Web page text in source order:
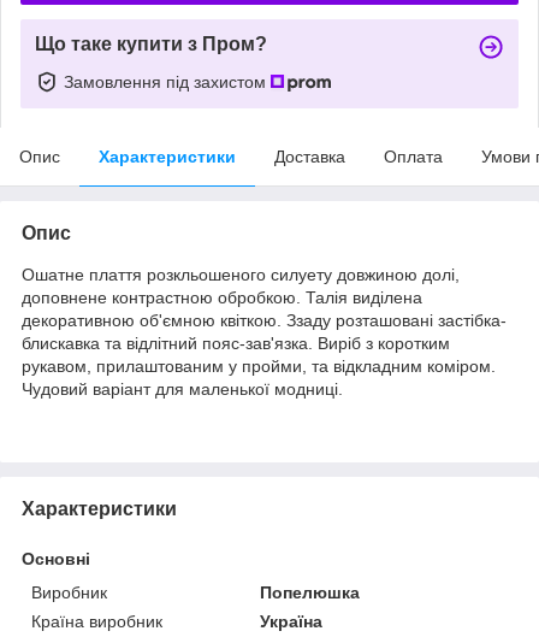
Що таке купити з Пром?
Замовлення під захистом
Опис Характеристики Доставка Оплата Умови
Опис
Ошатне плаття розкльошеного силуету довжиною долі,
доповнене контрастною обробкою. Талія виділена
декоративною об'ємною квіткою. Ззаду розташовані застібка-
блискавка та відлітний пояс-зав'язка. Виріб з коротким
рукавом, прилаштованим у пройми, та відкладним коміром.
Чудовий варіант для маленької модниці.
Характеристики
Основні
Виробник
Попелюшка
Країна виробник
Україна